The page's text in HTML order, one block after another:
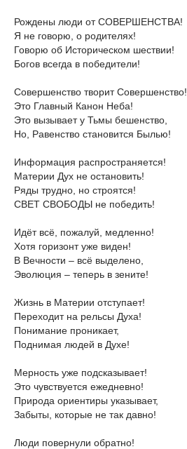
Рождены люди от СОВЕРШЕНСТВА!
Я не говорю, о родителях!
Говорю об Историческом шествии!
Богов всегда в победители!
Совершенство творит Совершенство!
Это Главный Канон Неба!
Это вызывает у Тьмы бешенство,
Но, Равенство становится Былью!
Информация распространяется!
Материи Дух не остановить!
Ряды трудно, но строятся!
СВЕТ СВОБОДЫ не победить!
Идёт всё, пожалуй, медленно!
Хотя горизонт уже виден!
В Вечности – всё выделено,
Эволюция – теперь в зените!
Жизнь в Материи отступает!
Переходит на рельсы Духа!
Понимание проникает,
Поднимая людей в Духе!
Мерность уже подсказывает!
Это чувствуется ежедневно!
Природа ориентиры указывает,
Забыты, которые не так давно!
Люди повернули обратно!